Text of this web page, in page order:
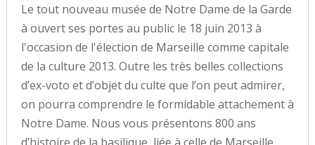
Le tout nouveau musée de Notre Dame de la Garde
à ouvert ses portes au public le 18 juin 2013 à
l'occasion de l'élection de Marseille comme capitale
de la culture 2013. Outre les très belles collections
d’ex-voto et d’objet du culte que l’on peut admirer,
on pourra comprendre le formidable attachement à
Notre Dame. Nous vous présentons 800 ans